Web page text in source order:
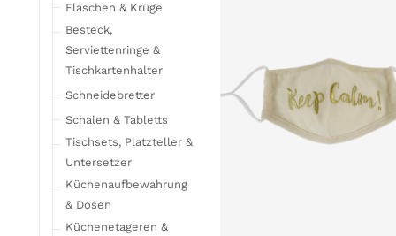
Flaschen & Krüge
Besteck,
Serviettenringe &
Tischkartenhalter
Schneidebretter
Schalen & Tabletts
Tischsets, Platzteller &
Untersetzer
Küchenaufbewahrung
& Dosen
Küchenetageren &